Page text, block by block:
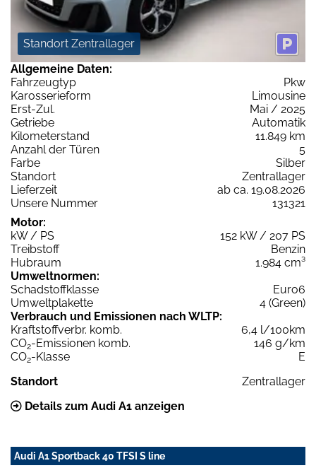
Standort Zentrallager
Allgemeine Daten:
Fahrzeugtyp
Pkw
Karosserieform
Limousine
Erst-Zul.
Mai / 2025
Getriebe
Automatik
Kilometerstand
11.849 km
Anzahl der Türen
5
Farbe
Silber
Standort
Zentrallager
Lieferzeit
ab ca. 19.08.2026
Unsere Nummer
131321
Motor:
kW / PS
152 kW / 207 PS
Treibstoff
Benzin
Hubraum
1.984 cm³
Umweltnormen:
Schadstoffklasse
Euro6
Umweltplakette
4 (Green)
Verbrauch und Emissionen nach WLTP:
Kraftstoffverbr. komb.
6,4 l/100km
CO2-Emissionen komb.
146 g/km
CO2-Klasse
E
Standort
Zentrallager
Details zum Audi A1 anzeigen
Audi A1 Sportback 40 TFSI S line